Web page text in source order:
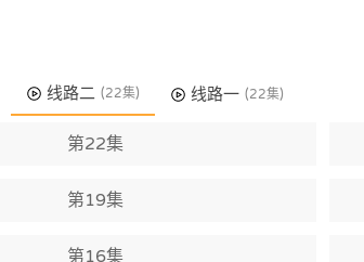
线路二 (22集) 线路一 (22集)
第22集
第19集
第16集